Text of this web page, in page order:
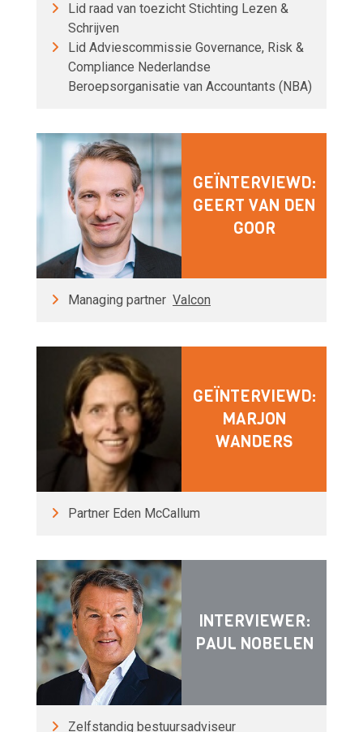
Lid raad van toezicht Stichting Lezen &
Schrijven
Lid Adviescommissie Governance, Risk &
Compliance Nederlandse
Beroepsorganisatie van Accountants (NBA)
GEÏNTERVIEWD:
GEERT VAN DEN
GOOR
Managing partner Valcon
GEÏNTERVIEWD:
MARJON
WANDERS
Partner Eden McCallum
INTERVIEWER:
PAUL NOBELEN
Zelfstandig bestuursadviseur